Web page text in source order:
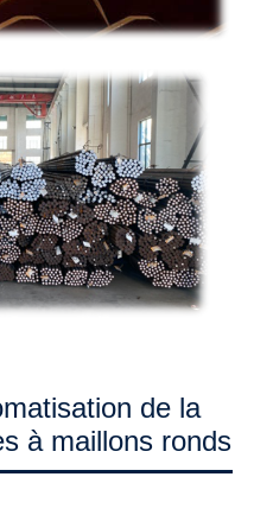
de la
à maillons ronds